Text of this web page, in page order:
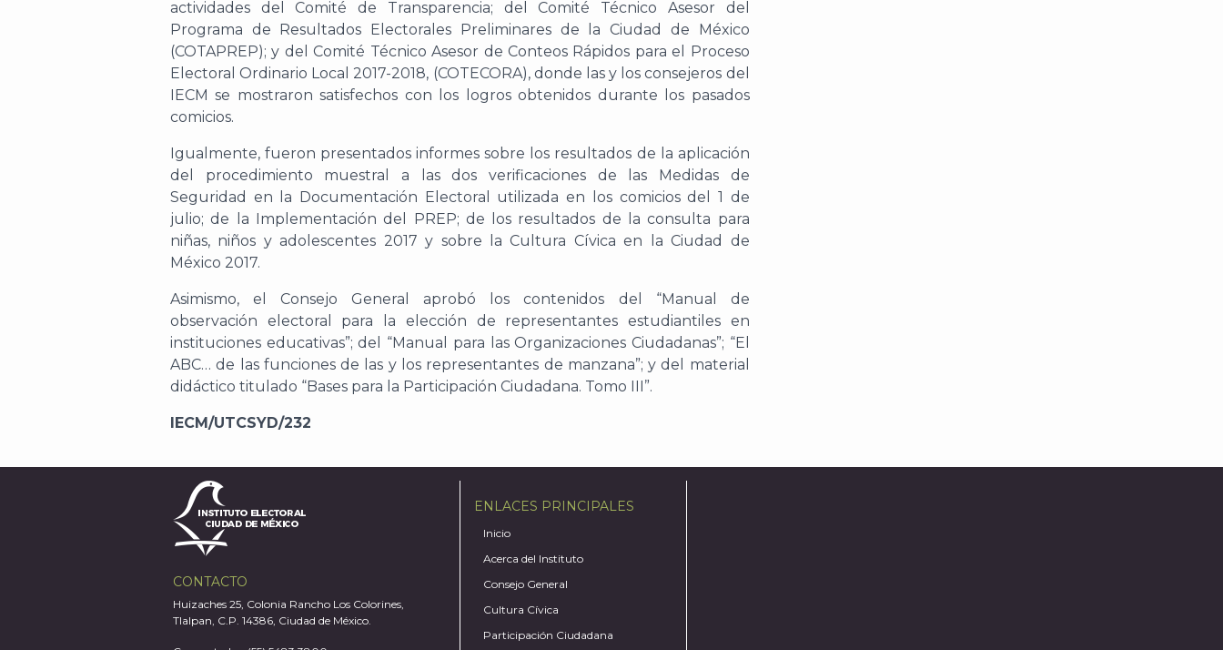
actividades del Comité de Transparencia; del Comité Técnico Asesor del
Programa de Resultados Electorales Preliminares de la Ciudad de México
(COTAPREP); y del Comité Técnico Asesor de Conteos Rápidos para el Proceso
Electoral Ordinario Local 2017-2018, (COTECORA), donde las y los consejeros del
IECM se mostraron satisfechos con los logros obtenidos durante los pasados
comicios.
Igualmente, fueron presentados informes sobre los resultados de la aplicación
del procedimiento muestral a las dos verificaciones de las Medidas de
Seguridad en la Documentación Electoral utilizada en los comicios del 1 de
julio; de la Implementación del PREP; de los resultados de la consulta para
niñas, niños y adolescentes 2017 y sobre la Cultura Cívica en la Ciudad de
México 2017.
Asimismo, el Consejo General aprobó los contenidos del “Manual de
observación electoral para la elección de representantes estudiantiles en
instituciones educativas”; del “Manual para las Organizaciones Ciudadanas”; “El
ABC… de las funciones de las y los representantes de manzana”; y del material
didáctico titulado “Bases para la Participación Ciudadana. Tomo III”.
IECM/UTCSYD/232
CONTACTO
Huizaches 25, Colonia Rancho Los Colorines,
Tlalpan, C.P. 14386, Ciudad de México.
ENLACES PRINCIPALES
Inicio
Acerca del Instituto
Consejo General
Cultura Cívica
Participación Ciudadana